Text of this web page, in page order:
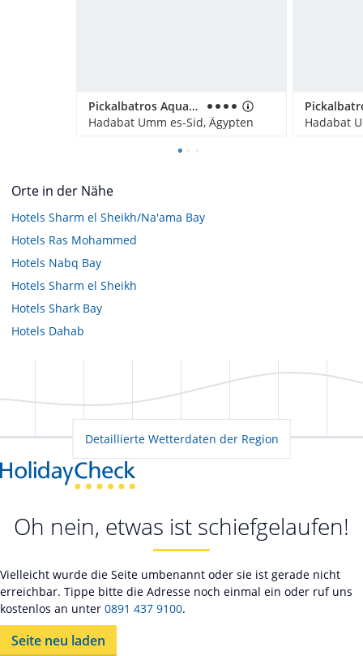
Pickalbatros Aqua Blu Resort - Sharm El Sheikh
Hadabat Umm es-Sid, Ägypten
Hadabat
Orte in der Nähe
Hotels Sharm el Sheikh/Na'ama Bay
Hotels Ras Mohammed
Hotels Nabq Bay
Hotels Sharm el Sheikh
Hotels Shark Bay
Hotels Dahab
Detaillierte Wetterdaten der Region
Oh nein, etwas ist schiefgelaufen!
Vielleicht wurde die Seite umbenannt oder sie ist gerade nicht
erreichbar. Tippe bitte die Adresse noch einmal ein oder ruf uns
kostenlos an unter 0891 437 9100.
Seite neu laden